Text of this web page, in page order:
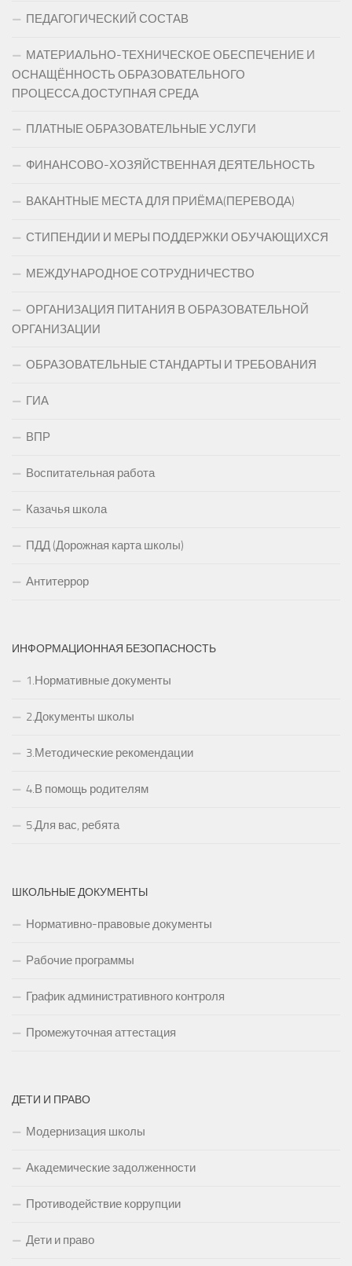
ПЕДАГОГИЧЕСКИЙ СОСТАВ
МАТЕРИАЛЬНО-ТЕХНИЧЕСКОЕ ОБЕСПЕЧЕНИЕ И
ОСНАЩЁННОСТЬ ОБРАЗОВАТЕЛЬНОГО
ПРОЦЕССА.ДОСТУПНАЯ СРЕДА
ПЛАТНЫЕ ОБРАЗОВАТЕЛЬНЫЕ УСЛУГИ
ФИНАНСОВО-ХОЗЯЙСТВЕННАЯ ДЕЯТЕЛЬНОСТЬ
ВАКАНТНЫЕ МЕСТА ДЛЯ ПРИЁМА(ПЕРЕВОДА)
СТИПЕНДИИ И МЕРЫ ПОДДЕРЖКИ ОБУЧАЮЩИХСЯ
МЕЖДУНАРОДНОЕ СОТРУДНИЧЕСТВО
ОРГАНИЗАЦИЯ ПИТАНИЯ В ОБРАЗОВАТЕЛЬНОЙ
ОРГАНИЗАЦИИ
ОБРАЗОВАТЕЛЬНЫЕ СТАНДАРТЫ И ТРЕБОВАНИЯ
ГИА
ВПР
Воспитательная работа
Казачья школа
ПДД (Дорожная карта школы)
Антитеррор
ИНФОРМАЦИОННАЯ БЕЗОПАСНОСТЬ
1.Нормативные документы
2.Документы школы
3.Методические рекомендации
4.В помощь родителям
5.Для вас, ребята
ШКОЛЬНЫЕ ДОКУМЕНТЫ
Нормативно-правовые документы
Рабочие программы
График административного контроля
Промежуточная аттестация
ДЕТИ И ПРАВО
Модернизация школы
Академические задолженности
Противодействие коррупции
Дети и право